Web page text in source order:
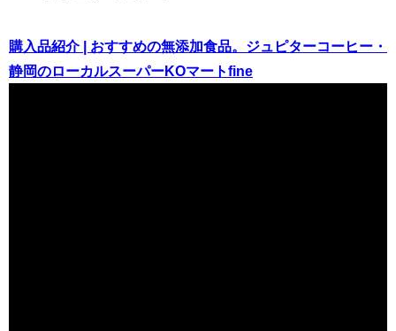
購入品紹介 | おすすめの無添加食品。ジュピターコーヒー・
静岡のローカルスーパーKOマートfine